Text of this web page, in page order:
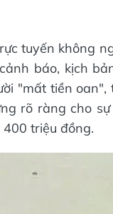
tuyến không
báo, kịch
"mất tiền
rõ ràng cho
triệu đồng.